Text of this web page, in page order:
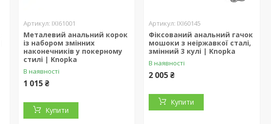
IXI61001
Металевий анальний корок
із набором змінних
наконечників у покерному
стилі | Knopka
В наявності
1 015 ₴
Купити
IXI60145
Фіксований анальний гачок
мошоки з неіржавкої сталі,
змінний 3 кулі | Knopka
В наявності
2 005 ₴
Купити